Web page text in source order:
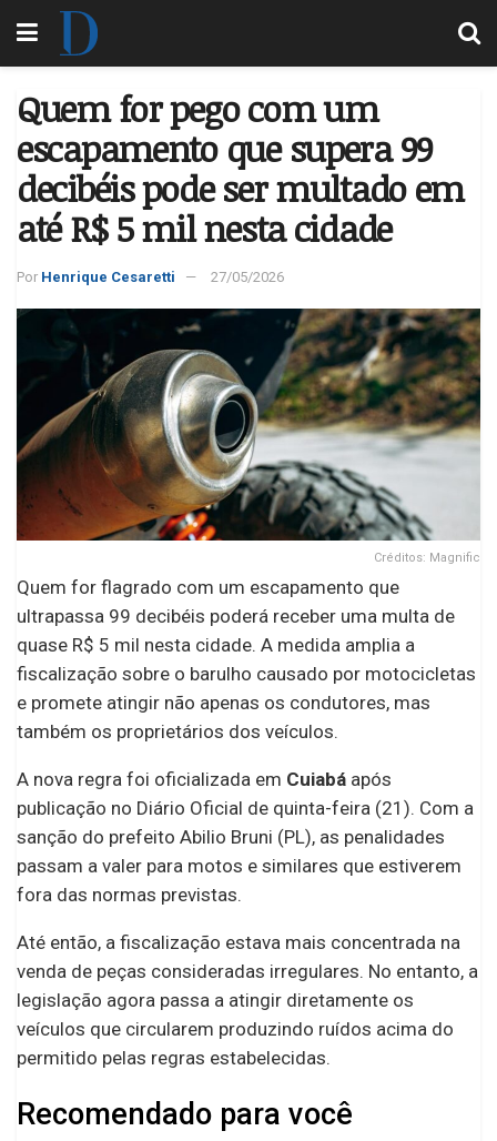
Quem for pego com um
escapamento que supera 99
decibéis pode ser multado em
até R$ 5 mil nesta cidade
Por Henrique Cesaretti 27/05/2026
Créditos: Magnific
Quem for flagrado com um escapamento que
ultrapassa 99 decibéis poderá receber uma multa de
quase R$ 5 mil nesta cidade. A medida amplia a
fiscalização sobre o barulho causado por motocicletas
e promete atingir não apenas os condutores, mas
também os proprietários dos veículos.
A nova regra foi oficializada em Cuiabá após
publicação no Diário Oficial de quinta-feira (21). Com a
sanção do prefeito Abilio Bruni (PL), as penalidades
passam a valer para motos e similares que estiverem
fora das normas previstas.
Até então, a fiscalização estava mais concentrada na
venda de peças consideradas irregulares. No entanto, a
legislação agora passa a atingir diretamente os
veículos que circularem produzindo ruídos acima do
permitido pelas regras estabelecidas.
Recomendado para você